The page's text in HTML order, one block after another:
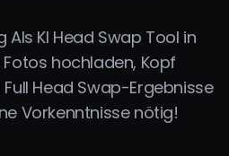
AIs KI Head Swap Tool in
Fotos hochladen, Kopf
Full Head Swap-Ergebnisse
Vorkenntnisse nötig!